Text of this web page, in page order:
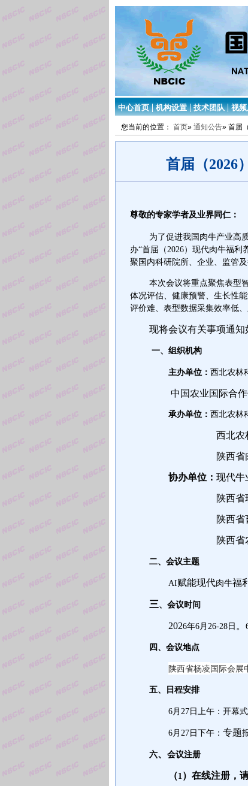
中心首页 机构设置 技术团队 视
您当前的位置： 首页» 通知公告» 首届
首届（2026
尊敬的专家学者及业界同仁：
为了促进我国肉牛产业高
办“首届（2026）现代肉牛福
聚国内科研院所、企业、监管
本次会议将重点聚焦表型
体况评估、健康预警、生长性
评价难、表型数据采集效率低
现将会议有关事项通知
一、组织机构
主办单位： 西北农林
中国农业国际合
承办单位： 西北农林
西北农
陕西省
协办单位： 现代牛
陕西
陕西省
陕西省
二、会议主题
AI赋能现代肉牛福
三、会议时间
2026年6月 26-28 日 。
四、会议地点
陕西省杨凌 国际会展
五、日程安排
6月 27 日上午：开幕
6月 27 日下午： 专题
六、 会议注册
（1） 在线注册，